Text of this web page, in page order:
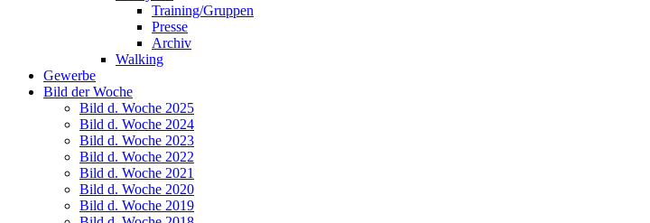
Training/Gruppen
Presse
Archiv
Walking
Gewerbe
Bild der Woche
Bild d. Woche 2025
Bild d. Woche 2024
Bild d. Woche 2023
Bild d. Woche 2022
Bild d. Woche 2021
Bild d. Woche 2020
Bild d. Woche 2019